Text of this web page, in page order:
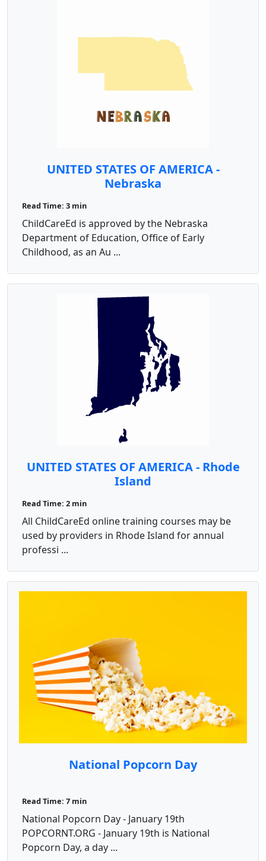
UNITED STATES OF AMERICA -
Nebraska
Read Time: 3 min
ChildCareEd is approved by the Nebraska
Department of Education, Office of Early
Childhood, as an Au ...
UNITED STATES OF AMERICA - Rhode
Island
Read Time: 2 min
All ChildCareEd online training courses may be
used by providers in Rhode Island for annual
professi ...
National Popcorn Day
Read Time: 7 min
National Popcorn Day - January 19th
POPCORNT.ORG - January 19th is National
Popcorn Day, a day ...